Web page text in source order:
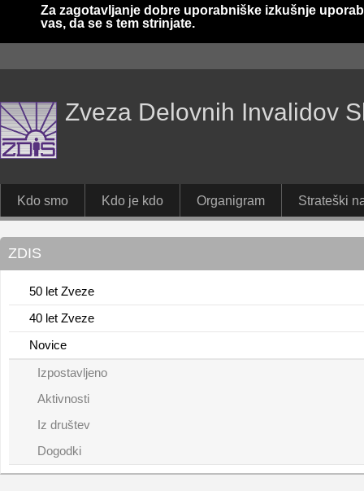
Za zagotavljanje dobre uporabniške izkušnje
vas, da se s tem strinjate.
Zveza Delovnih Invalidov
Kdo smo Kdo je kdo Organigram Strateški
ZDIS
50 let Zveze
40 let Zveze
Novice
Izpostavljeno
Aktivnosti
Iz društev
Dogodki